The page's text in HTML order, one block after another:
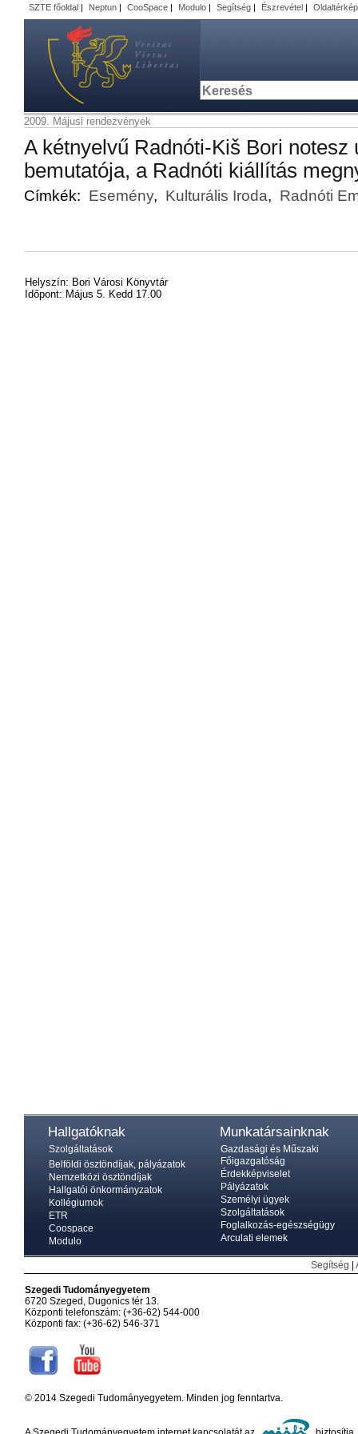
SZTE főoldal | Neptun | CooSpace | Modulo | Segítség | Észrevétel | Oldaltérkép
2009. Májusi rendezvények
A kétnyelvű Radnóti-Kiš Bori notesz
bemutatója, a Radnóti kiállítás
Címkék: Esemény, Kulturális Iroda, Radnóti
Helyszín: Bori Városi Könyvtár
Időpont: Május 5. Kedd 17.00
Hallgatóknak
Szolgáltatások
Belföldi ösztöndíjak, pályázatok
Nemzetközi ösztöndíjak
Hallgatói önkormányzatok
Kollégiumok
ETR
Coospace
Modulo
Munkatársainknak
Gazdasági és Műszaki
Főigazgatóság
Érdekképviselet
Pályázatok
Személyi ügyek
Szolgáltatások
Foglalkozás-egészségügy
Arculati elemek
Segítség
Szegedi Tudományegyetem
6720 Szeged, Dugonics tér 13.
Központi telefonszám: (+36-62) 544-000
Központi fax: (+36-62) 546-371
© 2014 Szegedi Tudományegyetem. Minden jog fenntartva.